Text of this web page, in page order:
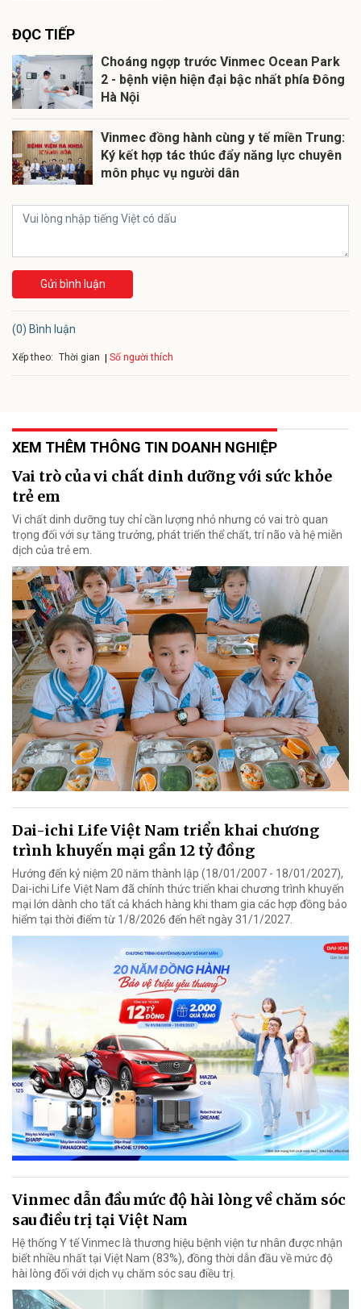
ĐỌC TIẾP
Choáng ngợp trước Vinmec Ocean Park
2 - bệnh viện hiện đại bậc nhất phía Đông
Hà Nội
Vinmec đồng hành cùng y tế miền Trung:
Ký kết hợp tác thúc đẩy năng lực chuyên
môn phục vụ người dân
Gửi bình luận
(0) Bình luận
Xếp theo: Thời gian Số người thích
XEM THÊM THÔNG TIN DOANH NGHIỆP
Vai trò của vi chất dinh dưỡng với sức khỏe
trẻ em
Vi chất dinh dưỡng tuy chỉ cần lượng nhỏ nhưng có vai trò quan
trọng đối với sự tăng trưởng, phát triển thể chất, trí não và hệ miễn
dịch của trẻ em.
Dai-ichi Life Việt Nam triển khai chương
trình khuyến mại gần 12 tỷ đồng
Hướng đến kỷ niệm 20 năm thành lập (18/01/2007 - 18/01/2027),
Dai-ichi Life Việt Nam đã chính thức triển khai chương trình khuyến
mại lớn dành cho tất cả khách hàng khi tham gia các hợp đồng bảo
hiểm tại thời điểm từ 1/8/2026 đến hết ngày 31/1/2027.
Vinmec dẫn đầu mức độ hài lòng về chăm sóc
sau điều trị tại Việt Nam
Hệ thống Y tế Vinmec là thương hiệu bệnh viện tư nhân được nhận
biết nhiều nhất tại Việt Nam (83%), đồng thời dẫn đầu về mức độ
hài lòng đối với dịch vụ chăm sóc sau điều trị.